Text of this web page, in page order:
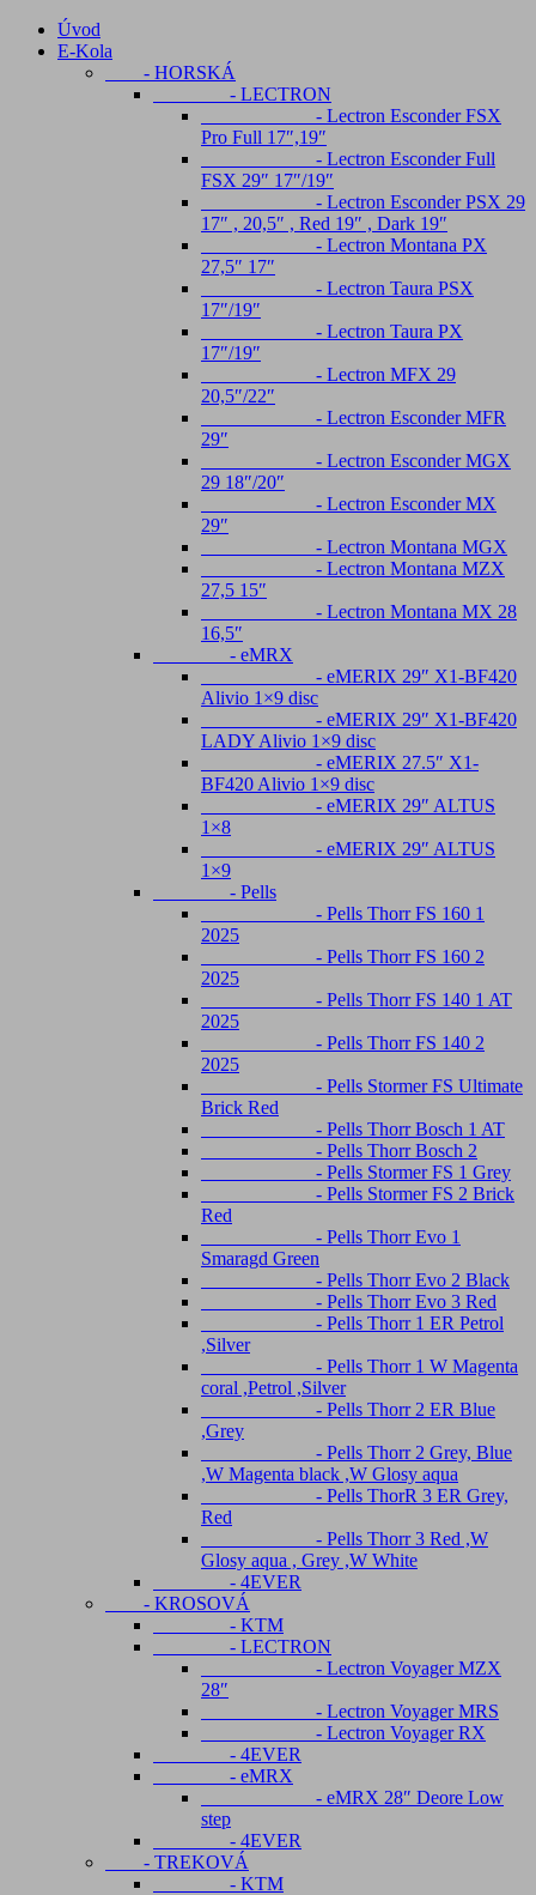
Úvod
E-Kola
- HORSKÁ
- LECTRON
- Lectron Esconder FSX
Pro Full 17″,19″
- Lectron Esconder Full
FSX 29″ 17″/19″
- Lectron Esconder PSX 29
17″ , 20,5″ , Red 19″ , Dark 19″
- Lectron Montana PX
27,5″ 17″
- Lectron Taura PSX
17″/19″
- Lectron Taura PX
17″/19″
- Lectron MFX 29
20,5″/22″
- Lectron Esconder MFR
29″
- Lectron Esconder MGX
29 18″/20″
- Lectron Esconder MX
29″
- Lectron Montana MGX
- Lectron Montana MZX
27,5 15″
- Lectron Montana MX 28
16,5″
- eMRX
- eMERIX 29″ X1-BF420
Alivio 1×9 disc
- eMERIX 29″ X1-BF420
LADY Alivio 1×9 disc
- eMERIX 27.5″ X1-
BF420 Alivio 1×9 disc
- eMERIX 29″ ALTUS
1×8
- eMERIX 29″ ALTUS
1×9
- Pells
- Pells Thorr FS 160 1
2025
- Pells Thorr FS 160 2
2025
- Pells Thorr FS 140 1 AT
2025
- Pells Thorr FS 140 2
2025
- Pells Stormer FS Ultimate
Brick Red
- Pells Thorr Bosch 1 AT
- Pells Thorr Bosch 2
- Pells Stormer FS 1 Grey
- Pells Stormer FS 2 Brick
Red
- Pells Thorr Evo 1
Smaragd Green
- Pells Thorr Evo 2 Black
- Pells Thorr Evo 3 Red
- Pells Thorr 1 ER Petrol
,Silver
- Pells Thorr 1 W Magenta
coral ,Petrol ,Silver
- Pells Thorr 2 ER Blue
,Grey
- Pells Thorr 2 Grey, Blue
,W Magenta black ,W Glosy aqua
- Pells ThorR 3 ER Grey,
Red
- Pells Thorr 3 Red ,W
Glosy aqua , Grey ,W White
- 4EVER
- KROSOVÁ
- KTM
- LECTRON
- Lectron Voyager MZX
28″
- Lectron Voyager MRS
- Lectron Voyager RX
- 4EVER
- eMRX
- eMRX 28″ Deore Low
step
- 4EVER
- TREKOVÁ
- KTM